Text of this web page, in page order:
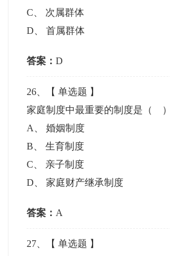
C
次属群体
D 、首属群体
答案：D
26 、【单选题 】
家庭制度中最重要的制度是（ ）
A
、婚姻制度
B 、生育制度
C
亲子制度
D 、家庭财产继承制度
答案： A
27 、【单选题 】